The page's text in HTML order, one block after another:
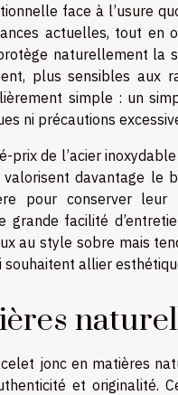
face à l’usure
actuelles, tout en
naturellement la
plus sensibles aux
simple : un
ni précautions
prix de l’acier
valorisent davantage le
pour conserver leur
grande facilité
au style sobre mais
souhaitent allier
jonc en matières
et originalité.